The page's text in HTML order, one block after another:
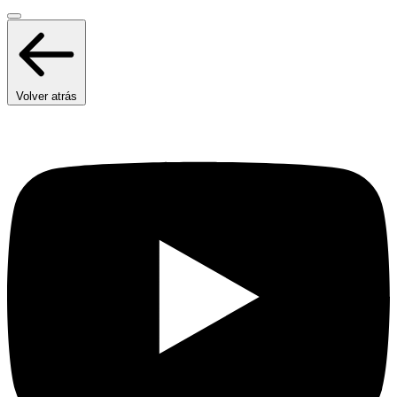
Volver atrás